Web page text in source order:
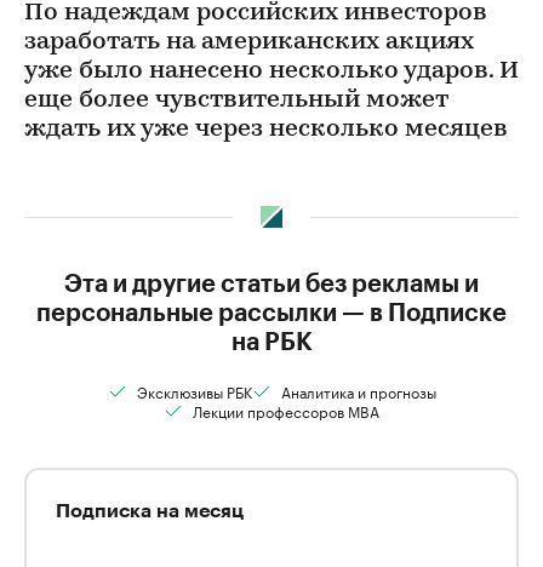
По надеждам российских инвесторов
заработать на американских акциях
уже было нанесено несколько ударов. И
еще более чувствительный может
ждать их уже через несколько месяцев
Эта и другие статьи без рекламы и
персональные рассылки — в Подписке
на РБК
Эксклюзивы РБК
Аналитика и прогнозы
Лекции профессоров MBA
Подписка на месяц